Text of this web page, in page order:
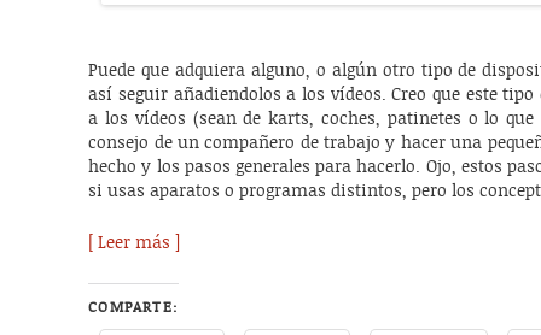
Puede que adquiera alguno, o algún otro tipo de
así seguir añadiendolos a los vídeos. Creo que este
a los vídeos (sean de karts, coches, patinetes o lo
consejo de un compañero de trabajo y hacer una
hecho y los pasos generales para hacerlo. Ojo, estos
si usas aparatos o programas distintos, pero los
[ Leer más ]
COMPARTE: